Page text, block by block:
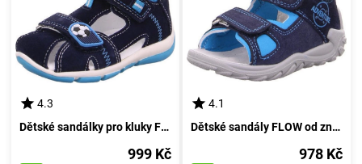
4.3
Dětské sandálky pro kluky FREDDY, Superfit, 0-800144-8100, azurová - velikost 21
999 Kč
4.1
Dětské sandály FLOW od značky Superfit, velikost 22, modré barvy, model 8-09035-81
978 Kč